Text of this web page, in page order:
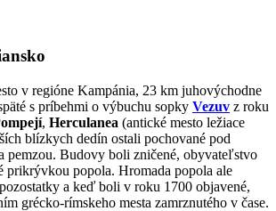
v regióne Kampánia, 23 km juhovýchodne
s príbehmi o výbuchu sopky Vezuv z roku
, Herculanea (antické mesto ležiace
blízkych dedín ostali pochované pod
pemzou. Budovy boli zničené, obyvateľstvo
prikrývkou popola. Hromada popola ale
a keď boli v roku 1700 objavené,
grécko-rímskeho mesta zamrznutého v čase.